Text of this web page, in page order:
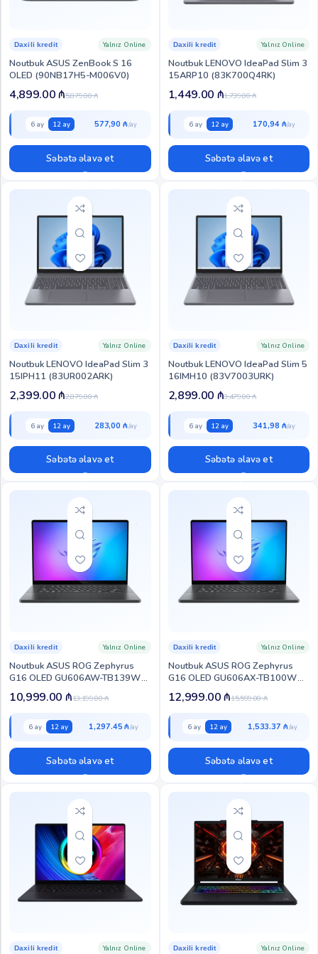
Noutbuk ASUS ZenBook S 16
OLED (90NB17H5-M006V0)
Daxili kredit Yalnız Online
5,879.00₼
4,899.00₼
6 ay 12 ay 577,90 ₼
Səbətə əlavə et
Noutbuk LENOVO IdeaPad Slim 3
15ARP10 (83K700Q4RK)
Daxili kredit Yalnız Online
1,739.00₼
1,449.00 ₼
6 ay 12 ay 170,94 ₼
Səbətə əlavə et
Noutbuk LENOVO IdeaPad Slim 3
15IPH11 (83UR002ARK)
Daxili kredit Yalnız Online
2,879.00₼
2,399.00₼
6 ay 12 ay 283,00 ₼
Səbətə əlavə et
Noutbuk LENOVO IdeaPad Slim 5
16IMH10 (83V7003URK)
Daxili kredit Yalnız Online
3,479.00₼
2,899.00 ₼
6 ay 12 ay 341,98 ₼
Səbətə əlavə et
Noutbuk ASUS ROG Zephyrus
G16 OLED GU606AW-TB139W
(90NR0PG2-M00790)
Daxili kredit Yalnız Online
13,199.00₼
10,999.00 ₼
6 ay 12 ay 1,297.45 ₼
Səbətə əlavə et
Noutbuk ASUS ROG Zephyrus
G16 OLED GU606AX-TB100W
(90NR0PE2-M005T0)
Daxili kredit Yalnız Online
15,599.00₼
12,999.00₼
6 ay 12 ay 1,533.37 ₼
Səbətə əlavə et
Daxili kredit Yalnız Online Daxili kredit Yalnız Online